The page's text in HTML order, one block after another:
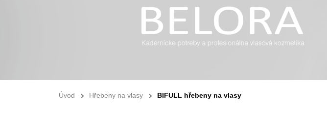
Úvod Hřebeny na vlasy BIFULL hřebeny na vlasy